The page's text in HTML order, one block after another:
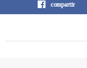
compartir